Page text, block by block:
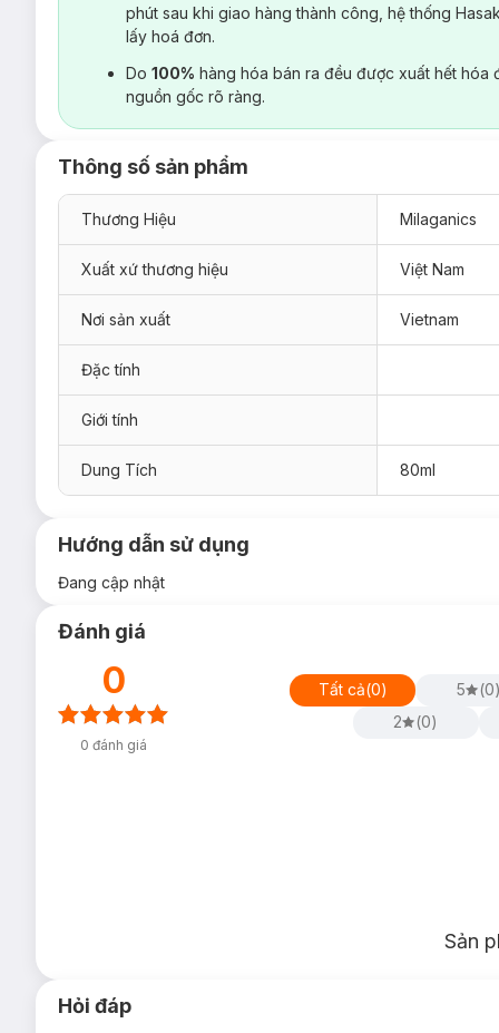
phút sau khi giao hàng thành công, hệ thống
lấy hoá đơn.
Do 100% hàng hóa bán ra đều được xuất hết hóa
nguồn gốc rõ ràng.
Thông số sản phẩm
Thương Hiệu Milaganics
Xuất xứ thương hiệu Việt Nam
Nơi sản xuất Vietnam
Đặc tính
Giới tính
Dung Tích 80ml
Hướng dẫn sử dụng
Đang cập nhật
Đánh giá
0
0 đánh giá
Tất cả(0) 5 (0
2
(0)
Sản
Hỏi đáp